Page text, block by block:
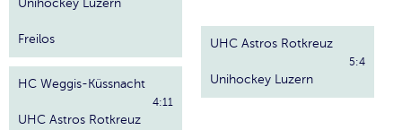
Unihockey Luzern
Freilos
HC Weggis-Küssnacht
UHC Astros Rotkreuz
4:11
UHC Astros Rotkreuz
Unihockey Luzern
5:4